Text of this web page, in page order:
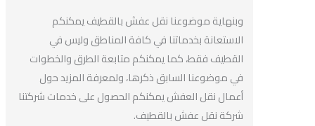
وبنهاية موضوعنا نقل عفش بالقطيف يمكنكم
الاستعانة بخدماتنا في كافة المناطق وليس في
القطيف فقط، كما يمكنكم متابعة الطرق والخطوات
في موضوعنا السابق ذكرها، ولمعرفة المزيد حول
أعمال نقل العفش يمكنكم الحصول على خدمات شركتنا
شركة نقل عفش بالقطيف.